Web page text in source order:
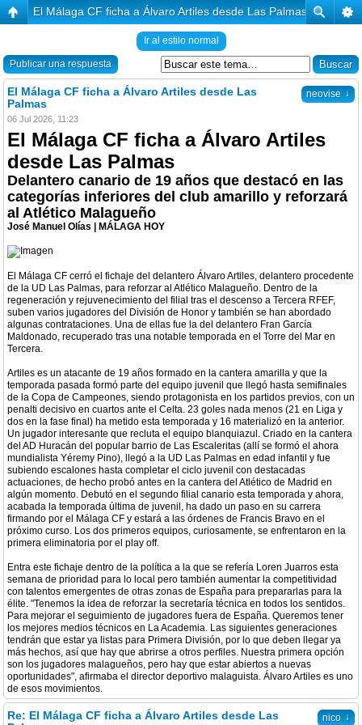
El Málaga CF ficha a Álvaro Artiles desde Las Palmas
Ir al estilo normal
Publicar una respuesta
neovise ↓
El Málaga CF ficha a Álvaro Artiles desde Las
Palmas
06 Jul 2026, 11:23
El Málaga CF ficha a Álvaro Artiles
desde Las Palmas
Delantero canario de 19 años que destacó en las
categorías inferiores del club amarillo y reforzará
al Atlético Malagueño
José Manuel Olías | MÁLAGA HOY
El Málaga CF cerró el fichaje del delantero Álvaro Artiles, delantero procedente
de la UD Las Palmas, para reforzar al Atlético Malagueño. Dentro de la
regeneración y rejuvenecimiento del filial tras el descenso a Tercera RFEF,
suben varios jugadores del División de Honor y también se han abordado
algunas contrataciones. Una de ellas fue la del delantero Fran García
Maldonado, recuperado tras una notable temporada en el Torre del Mar en
Tercera.
Artiles es un atacante de 19 años formado en la cantera amarilla y que la
temporada pasada formó parte del equipo juvenil que llegó hasta semifinales
de la Copa de Campeones, siendo protagonista en los partidos previos, con un
penalti decisivo en cuartos ante el Celta. 23 goles nada menos (21 en Liga y
dos en la fase final) ha metido esta temporada y 16 materializó en la anterior.
Un jugador interesante que recluta el equipo blanquiazul. Criado en la cantera
del AD Huracán del popular barrio de Las Escaleritas (allí se formó el ahora
mundialista Yéremy Pino), llegó a la UD Las Palmas en edad infantil y fue
subiendo escalones hasta completar el ciclo juvenil con destacadas
actuaciones, de hecho probó antes en la cantera del Atlético de Madrid en
algún momento. Debutó en el segundo filial canario esta temporada y ahora,
acabada la temporada última de juvenil, ha dado un paso en su carrera
firmando por el Málaga CF y estará a las órdenes de Francis Bravo en el
próximo curso. Los dos primeros equipos, curiosamente, se enfrentaron en la
primera eliminatoria por el play off.
Entra este fichaje dentro de la política a la que se refería Loren Juarros esta
semana de prioridad para lo local pero también aumentar la competitividad
con talentos emergentes de otras zonas de España para prepararlas para la
élite. "Tenemos la idea de reforzar la secretaría técnica en todos los sentidos.
Para mejorar el seguimiento de jugadores fuera de España. Queremos tener
los mejores medios técnicos en La Academia. Las siguientes generaciones
tendrán que estar ya listas para Primera División, por lo que deben llegar ya
más hechos, así que hay que abrirse a otros perfiles. Nuestra primera opción
son los jugadores malagueños, pero hay que estar abiertos a nuevas
oportunidades", afirmaba el director deportivo malaguista. Álvaro Artiles es uno
de esos movimientos.
nico ↓
Re: El Málaga CF ficha a Álvaro Artiles desde Las